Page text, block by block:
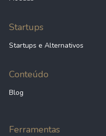
Startups
Startups e Alternativos
Conteúdo
Blog
Ferramentas